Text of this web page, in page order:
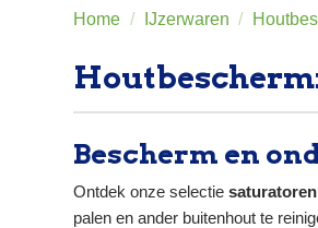
Home IJzerwaren
Bescherm en
Ontdek onze selectie saturatoren
palen en ander buitenhout te